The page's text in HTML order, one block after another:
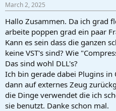
t
a
r
t
e
r
t
e
March 2, 2025
Hallo Zusammen. Da ich grad
arbeite poppen grad ein paar
Kann es sein dass die ganzen
keine VST's sind? Wie
Das sind wohl DLL's?
Ich bin gerade dabei Plugins in
dann auf externes Zeug
die Dinge verwendet die ich
sie benutzt. Danke schon mal.